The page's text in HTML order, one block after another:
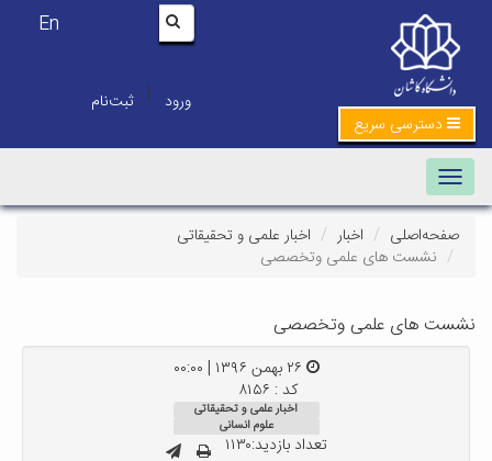
En
ورود | ثبت‌نام
دسترسی سریع
Toggle navigation
صفحه‌اصلی اخبار
اخبار علمی و تحقیقاتی
نشست های علمی وتخصصی
نشست های علمی وتخصصی
کد : ۸۱۵۶
اخبار علمی و تحقیقاتی
علوم انسانی
تعداد بازدید:۱۱۳۰